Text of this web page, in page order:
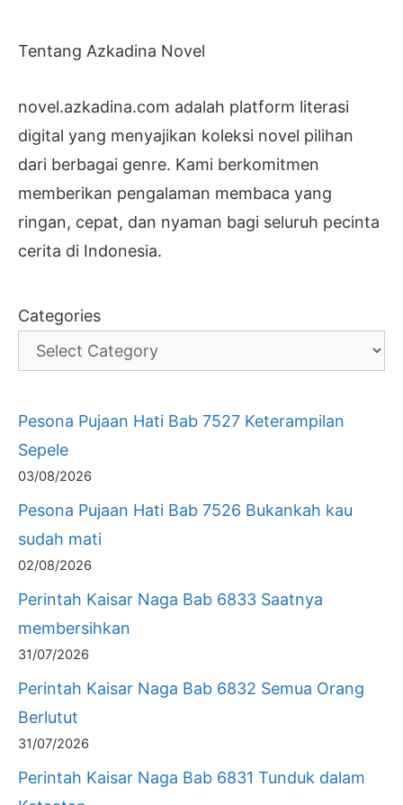
Tentang Azkadina Novel
novel.azkadina.com adalah platform literasi
digital yang menyajikan koleksi novel pilihan
dari berbagai genre. Kami berkomitmen
memberikan pengalaman membaca yang
ringan, cepat, dan nyaman bagi seluruh pecinta
cerita di Indonesia.
Categories
Pesona Pujaan Hati Bab 7527 Keterampilan
Sepele
03/08/2026
Pesona Pujaan Hati Bab 7526 Bukankah kau
sudah mati
02/08/2026
Perintah Kaisar Naga Bab 6833 Saatnya
membersihkan
31/07/2026
Perintah Kaisar Naga Bab 6832 Semua Orang
Berlutut
31/07/2026
Perintah Kaisar Naga Bab 6831 Tunduk dalam